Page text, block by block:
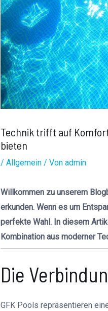
Technik trifft auf
bieten
/ Allgemein/ Von admin
Willkommen zu unserem
erkunden. Wenn es um
perfekte Wahl. In diesem
Kombination aus moderner
Die
GFK Pools repräsentieren